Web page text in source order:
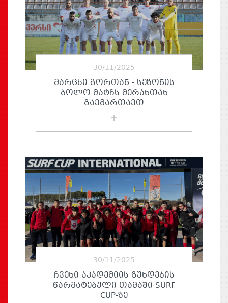
30/11/2025
ᲛᲐᲠᲪᲮᲘ ᲒᲝᲠᲗᲐᲜ - ᲡᲔᲖᲝᲜᲘᲡ
ᲑᲝᲚᲝ ᲛᲐᲢᲩᲡ ᲛᲔᲠᲐᲜᲗᲐᲜ
ᲒᲐᲕᲛᲐᲠᲗᲐᲕᲗ
30/11/2025
ᲩᲕᲔᲜᲘ ᲐᲙᲐᲓᲔᲛᲘᲘᲡ ᲒᲣᲜᲓᲔᲑᲘᲡ
ᲬᲐᲠᲛᲐᲢᲔᲑᲣᲚᲘ ᲗᲐᲛᲐᲨᲘ SURF
CUP-ᲖᲔ